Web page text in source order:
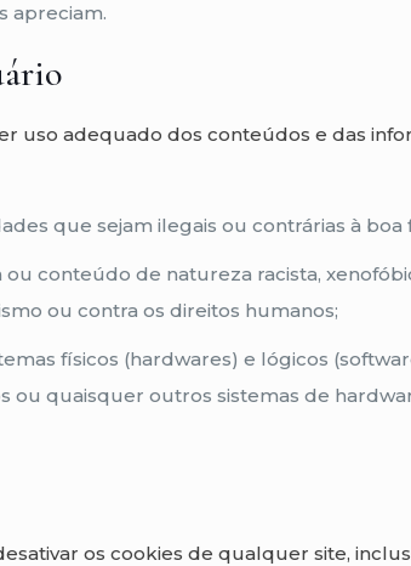
apreciam.
uso adequado dos conteúdos e das
que sejam ilegais ou contrárias à
conteúdo de natureza racista,
ou contra os direitos humanos;
físicos (hardwares) e lógicos
ou quaisquer outros sistemas de
os cookies de qualquer site,